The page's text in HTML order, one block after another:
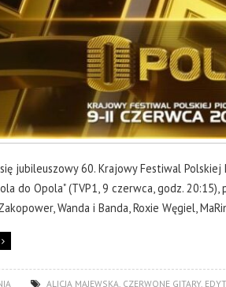
jubileuszowy 60. Krajowy Festiwal
do Opola" (TVP1, 9 czerwca, godz.
Wanda i Banda, Roxie Węgiel,
ALICJA MAJEWSKA CZERWONE GITARY,